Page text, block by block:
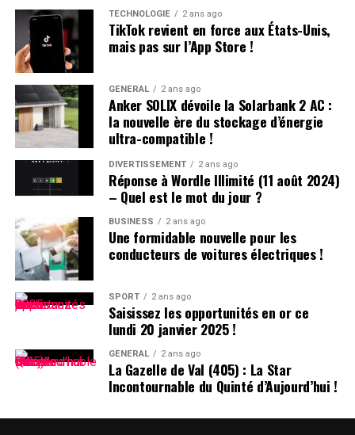
Réponses aux Interrogations Soulevées par les
Législateurs
Lors d’une récente séance au Conseil législatif, plusieurs
questions ont été posées concernant les initiatives du
gouvernement :
inspiration des Politiques Étrangères :
le gouvernement s’engage à s’inspirer des politiques
mises en œuvre dans d’autres régions tout en tenant
compte des spécificités locales. Des exemples incluent
l’innovation dans le secteur sportif et la création d’un
système moderne qui favorise la consommation liée au
sport.
Établissement d’Indicateurs de Performance :
La nécessité d’établir des indicateurs clairs pour
mesurer le développement du sport comme industrie
TECHNOLOGIE 2 ans ago
TikTok revient en force aux États-Unis,
mais pas sur l’App Store !
GÉNÉRAL 2 ans ago
Anker SOLIX dévoile la Solarbank 2 AC :
la nouvelle ère du stockage d’énergie
ultra-compatible !
DIVERTISSEMENT 2 ans ago
Réponse à Wordle Illimité (11 août 2024)
– Quel est le mot du jour ?
BUSINESS 2 ans ago
Une formidable nouvelle pour les
conducteurs de voitures électriques !
SPORT 2 ans ago
Saisissez les opportunités en or ce
lundi 20 janvier 2025 !
GÉNÉRAL 2 ans ago
La Gazelle de Val (405) : La Star
Incontournable du Quinté d’Aujourd’hui !